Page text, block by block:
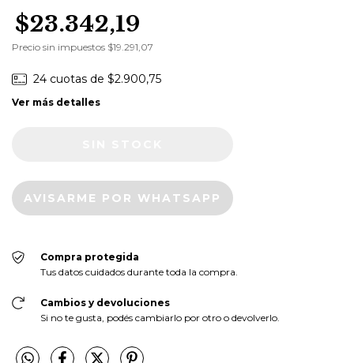
$23.342,19
Precio sin impuestos $19.291,07
24 cuotas de $2.900,75
Ver más detalles
AVISARME POR WHATSAPP
Compra protegida
Tus datos cuidados durante toda la compra.
Cambios y devoluciones
Si no te gusta, podés cambiarlo por otro o devolverlo.